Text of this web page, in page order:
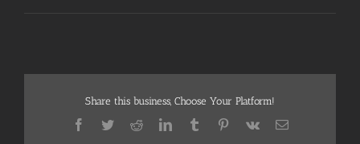
Share this business, Choose Your Platform!
Facebook
TwitterRedditLinkedInTumblr Pinterest
Vk Email